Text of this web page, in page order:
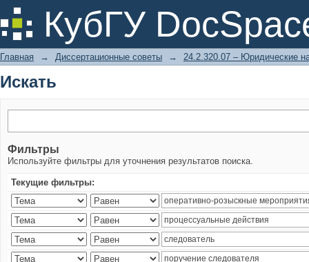
КубГУ
Искать
Главная → Диссертационные советы → 24.2.320.07 – Юридические
Искать
Фильтры
Используйте фильтры для уточнения результатов поиска.
Текущие фильтры: